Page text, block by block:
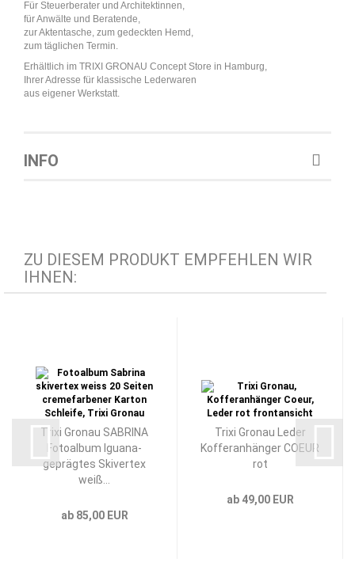
Für Steuerberater und Architektinnen,
für Anwälte und Beratende,
zur Aktentasche, zum gedeckten Hemd,
zum täglichen Termin.
Erhältlich im TRIXI GRONAU Concept Store in Hamburg,
Ihrer Adresse für klassische Lederwaren
aus eigener Werkstatt.
INFO
ZU DIESEM PRODUKT EMPFEHLEN WIR
IHNEN:
Trixi Gronau SABRINA
Fotoalbum Iguana-
geprägtes Skivertex
weiß...
ab 85,00 EUR
Trixi Gronau Leder
Kofferanhänger COEUR
rot
ab 49,00 EUR